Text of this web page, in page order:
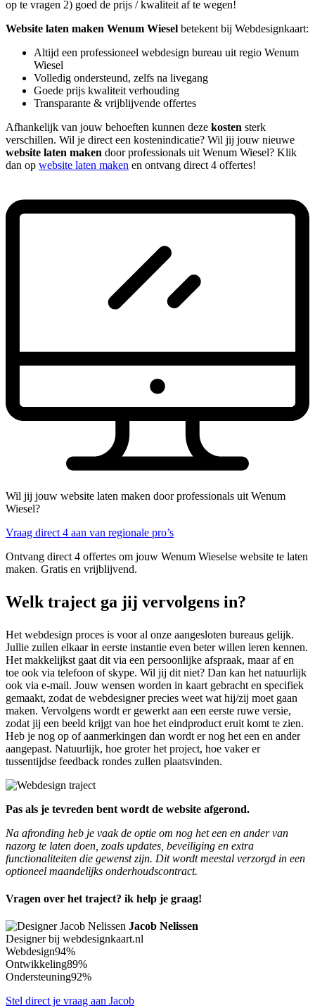
op te vragen 2) goed de prijs / kwaliteit af te wegen!
Website laten maken Wenum Wiesel betekent bij Webdesignkaart:
Altijd een professioneel webdesign bureau uit regio Wenum
Wiesel
Volledig ondersteund, zelfs na livegang
Goede prijs kwaliteit verhouding
Transparante & vrijblijvende offertes
Afhankelijk van jouw behoeften kunnen deze kosten sterk
verschillen. Wil je direct een kostenindicatie? Wil jij jouw nieuwe
website laten maken door professionals uit Wenum Wiesel? Klik
dan op website laten maken en ontvang direct 4 offertes!
Wil jij jouw website laten maken door professionals uit Wenum
Wiesel?
Vraag direct 4 aan van regionale pro’s
Ontvang direct 4 offertes om jouw Wenum Wieselse website te laten
maken. Gratis en vrijblijvend.
Welk traject ga jij vervolgens in?
Het webdesign proces is voor al onze aangesloten bureaus gelijk.
Jullie zullen elkaar in eerste instantie even beter willen leren kennen.
Het makkelijkst gaat dit via een persoonlijke afspraak, maar af en
toe ook via telefoon of skype. Wil jij dit niet? Dan kan het natuurlijk
ook via e-mail. Jouw wensen worden in kaart gebracht en specifiek
gemaakt, zodat de webdesigner precies weet wat hij/zij moet gaan
maken. Vervolgens wordt er gewerkt aan een eerste ruwe versie,
zodat jij een beeld krijgt van hoe het eindproduct eruit komt te zien.
Heb je nog op of aanmerkingen dan wordt er nog het een en ander
aangepast. Natuurlijk, hoe groter het project, hoe vaker er
tussentijdse feedback rondes zullen plaatsvinden.
Pas als je tevreden bent wordt de website afgerond.
Na afronding heb je vaak de optie om nog het een en ander van
nazorg te laten doen, zoals updates, beveiliging en extra
functionaliteiten die gewenst zijn. Dit wordt meestal verzorgd in een
optioneel maandelijks onderhoudscontract.
Vragen over het traject? ik help je graag!
Jacob Nelissen
Designer bij webdesignkaart.nl
Webdesign94%
Ontwikkeling89%
Ondersteuning92%
Stel direct je vraag aan Jacob